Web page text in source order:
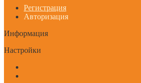
Регистрация
Авторизация
Информация
Настройки